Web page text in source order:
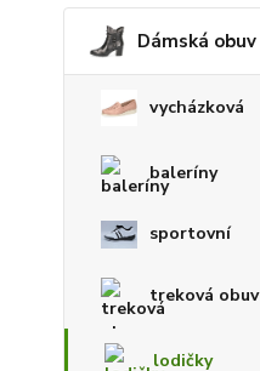
Dámská obuv
vycházková
baleríny
sportovní
treková obuv
lodičky